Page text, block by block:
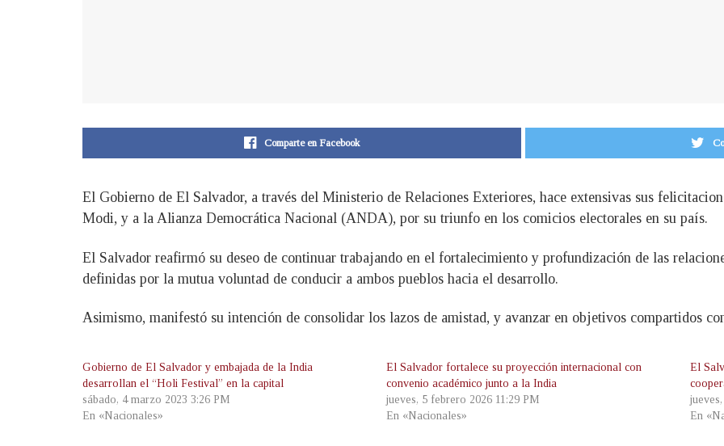
Comparte en Facebook
El Gobierno de El Salvador, a través del Ministerio de Relaciones Exteriores, hace extensivas sus
Modi, y a la Alianza Democrática Nacional (ANDA), por su triunfo en los comicios electorales en su país.
El Salvador reafirmó su deseo de continuar trabajando en el fortalecimiento y profundización de las
definidas por la mutua voluntad de conducir a ambos pueblos hacia el desarrollo.
Asimismo, manifestó su intención de consolidar los lazos de amistad, y avanzar en objetivos compartidos
Gobierno de El Salvador y embajada de la India
desarrollan el “Holi Festival” en la capital
sábado, 4 marzo 2023 3:26 PM
En «Nacionales»
El Salvador fortalece su proyección internacional con
convenio académico junto a la India
jueves, 5 febrero 2026 11:29 PM
En «Nacionales»
El
En